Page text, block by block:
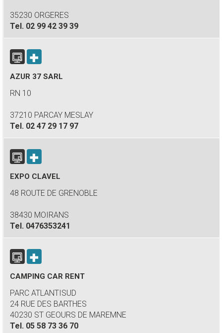
35230 ORGERES
Tel. 02 99 42 39 39
AZUR 37 SARL
RN 10
37210 PARCAY MESLAY
Tel. 02 47 29 17 97
EXPO CLAVEL
48 ROUTE DE GRENOBLE
38430 MOIRANS
Tel. 0476353241
CAMPING CAR RENT
PARC ATLANTISUD
24 RUE DES BARTHES
40230 ST GEOURS DE MAREMNE
Tel. 05 58 73 36 70